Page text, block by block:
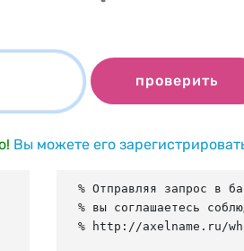
проверить
Вы можете его
% Отправляя запрос в
% вы соглашаетесь
% http://axelname.ru/